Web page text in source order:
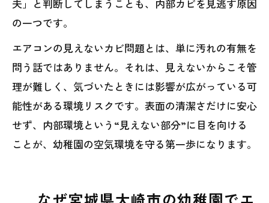
夫」と判断してしまうことも、内部カビを見逃す原因
の一つです。
エアコンの見えないカビ問題とは、単に汚れの有無を
問う話ではありません。それは、見えないからこそ管
理が難しく、気づいたときには影響が広がっている可
能性がある環境リスクです。表面の清潔さだけに安心
せず、内部環境という“見えない部分”に目を向ける
ことが、幼稚園の空気環境を守る第一歩になります。